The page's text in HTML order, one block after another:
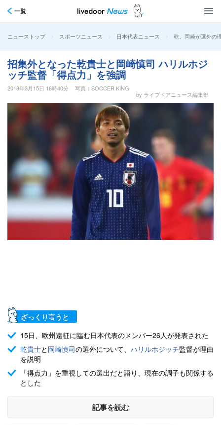
一覧
ニューストップ > スポーツニュース > 日本代表ニュース > 乾、岡崎が選外の
招集外となった乾貴士と岡崎慎司 ハリルホジ
ッチ監督「得点力」を強調
2018年3月15日 16時40分
写真：SOCCER KING
by ライブドアニュース編集部
ざっくり言うと
15日、欧州遠征に臨む日本代表のメンバー26人が発表された
乾貴士と 岡崎慎司の選外について、 ハリルホジッチ監督が理由
を説明
「得点力」を重視しての選出だと語り、現在の調子も関係する
とした
記事を読む